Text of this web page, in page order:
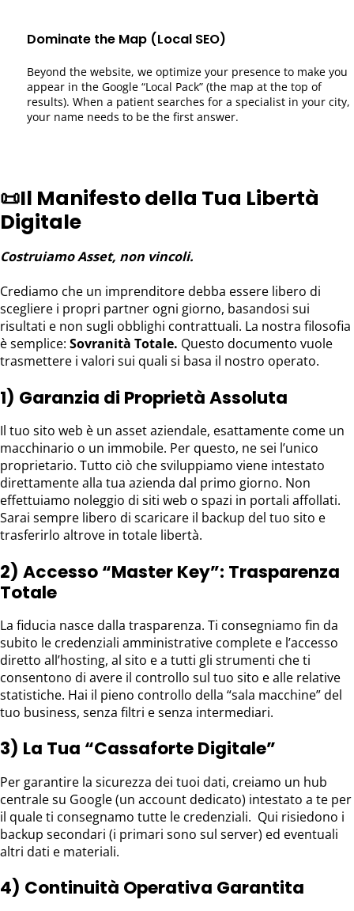
Dominate the Map (Local SEO)
Beyond the website, we optimize your presence to make you
appear in the Google “Local Pack” (the map at the top of
results). When a patient searches for a specialist in your city,
your name needs to be the first answer.
📜Il Manifesto della Tua Libertà
Digitale
Costruiamo Asset, non vincoli.
Crediamo che un imprenditore debba essere libero di
scegliere i propri partner ogni giorno, basandosi sui
risultati e non sugli obblighi contrattuali. La nostra filosofia
è semplice: Sovranità Totale. Questo documento vuole
trasmettere i valori sui quali si basa il nostro operato.
1) Garanzia di Proprietà Assoluta
Il tuo sito web è un asset aziendale, esattamente come un
macchinario o un immobile. Per questo, ne sei l’unico
proprietario. Tutto ciò che sviluppiamo viene intestato
direttamente alla tua azienda dal primo giorno. Non
effettuiamo noleggio di siti web o spazi in portali affollati.
Sarai sempre libero di scaricare il backup del tuo sito e
trasferirlo altrove in totale libertà.
2) Accesso “Master Key”: Trasparenza
Totale
La fiducia nasce dalla trasparenza. Ti consegniamo fin da
subito le credenziali amministrative complete e l’accesso
diretto all’hosting, al sito e a tutti gli strumenti che ti
consentono di avere il controllo sul tuo sito e alle relative
statistiche. Hai il pieno controllo della “sala macchine” del
tuo business, senza filtri e senza intermediari.
3) La Tua “Cassaforte Digitale”
Per garantire la sicurezza dei tuoi dati, creiamo un hub
centrale su Google (un account dedicato) intestato a te per
il quale ti consegnamo tutte le credenziali. Qui risiedono i
backup secondari (i primari sono sul server) ed eventuali
altri dati e materiali.
4) Continuità Operativa Garantita